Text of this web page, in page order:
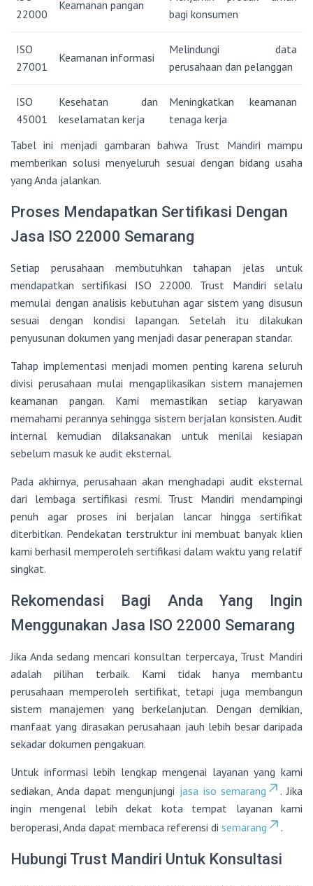
22000
Keamanan pangan
bagi konsumen
ISO
27001
Keamanan informasi
Melindungi data
perusahaan dan pelanggan
ISO
45001
Kesehatan dan
keselamatan kerja
Meningkatkan keamanan
tenaga kerja
Tabel ini menjadi gambaran bahwa Trust Mandiri mampu
memberikan solusi menyeluruh sesuai dengan bidang usaha
yang Anda jalankan.
Proses Mendapatkan Sertifikasi Dengan
Jasa ISO 22000 Semarang
Setiap perusahaan membutuhkan tahapan jelas untuk
mendapatkan sertifikasi ISO 22000. Trust Mandiri selalu
memulai dengan analisis kebutuhan agar sistem yang disusun
sesuai dengan kondisi lapangan. Setelah itu dilakukan
penyusunan dokumen yang menjadi dasar penerapan standar.
Tahap implementasi menjadi momen penting karena seluruh
divisi perusahaan mulai mengaplikasikan sistem manajemen
keamanan pangan. Kami memastikan setiap karyawan
memahami perannya sehingga sistem berjalan konsisten. Audit
internal kemudian dilaksanakan untuk menilai kesiapan
sebelum masuk ke audit eksternal.
Pada akhirnya, perusahaan akan menghadapi audit eksternal
dari lembaga sertifikasi resmi. Trust Mandiri mendampingi
penuh agar proses ini berjalan lancar hingga sertifikat
diterbitkan. Pendekatan terstruktur ini membuat banyak klien
kami berhasil memperoleh sertifikasi dalam waktu yang relatif
singkat.
Rekomendasi Bagi Anda Yang Ingin
Menggunakan Jasa ISO 22000 Semarang
Jika Anda sedang mencari konsultan terpercaya, Trust Mandiri
adalah pilihan terbaik. Kami tidak hanya membantu
perusahaan memperoleh sertifikat, tetapi juga membangun
sistem manajemen yang berkelanjutan. Dengan demikian,
manfaat yang dirasakan perusahaan jauh lebih besar daripada
sekadar dokumen pengakuan.
Untuk informasi lebih lengkap mengenai layanan yang kami
sediakan, Anda dapat mengunjungi jasa iso semarang
. Jika
ingin mengenal lebih dekat kota tempat layanan kami
beroperasi, Anda dapat membaca referensi di semarang .
Hubungi Trust Mandiri Untuk Konsultasi